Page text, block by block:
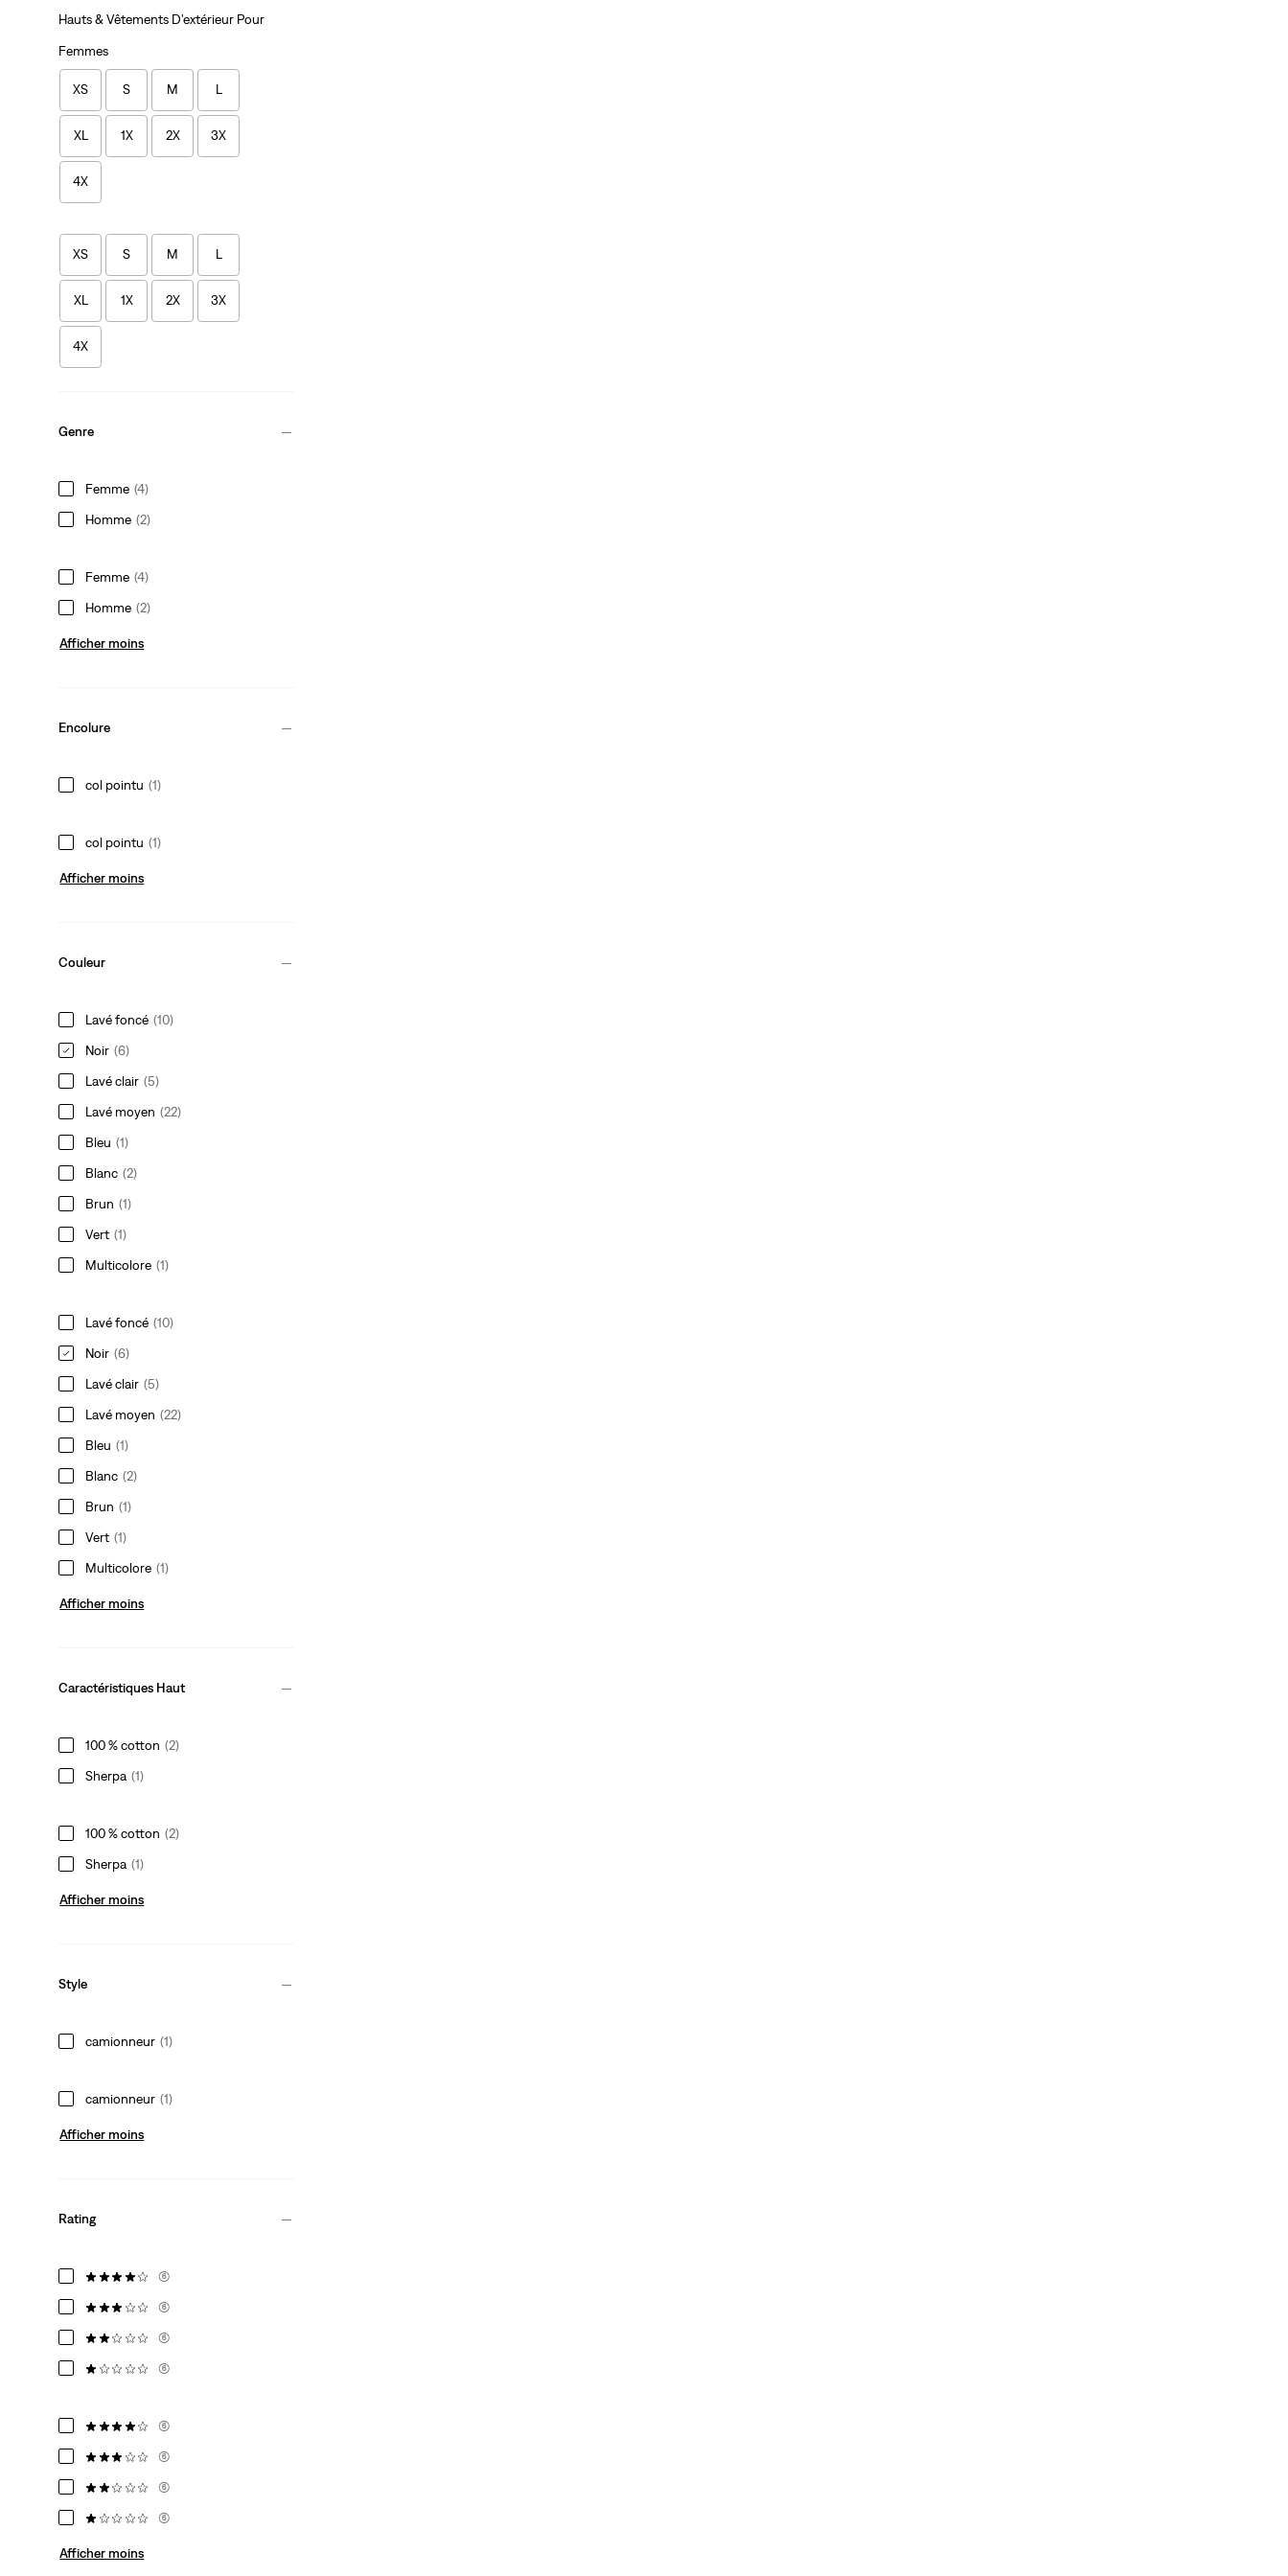
Hauts & Vêtements D'extérieur Pour
Femmes
XS S M L
XL 1X 2X 3X
4X
XS S M L
XL 1X 2X 3X
4X
Genre
Femme (4)
Homme (2)
Femme (4)
Homme (2)
Afficher moins
Encolure
col pointu (1)
col pointu (1)
Afficher moins
Couleur
Lavé foncé (10)
Noir (6)
Lavé clair (5)
Lavé moyen (22)
Bleu (1)
Blanc (2)
Brun (1)
Vert (1)
Multicolore (1)
Lavé foncé (10)
Noir (6)
Lavé clair (5)
Lavé moyen (22)
Bleu (1)
Blanc (2)
Brun (1)
Vert (1)
Multicolore (1)
Afficher moins
Caractéristiques Haut
100 % cotton (2)
Sherpa (1)
100 % cotton (2)
Sherpa (1)
Afficher moins
Style
camionneur (1)
camionneur (1)
Afficher moins
Rating
(6)
(6)
(6)
(6)
(6)
(6)
(6)
(6)
Afficher moins